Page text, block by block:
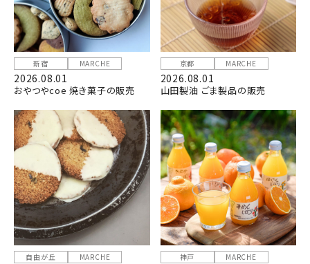
新宿 MARCHE
2026.08.01
おやつやcoe 焼き菓子の販売
京都 MARCHE
2026.08.01
山田製油 ごま製品の販売
自由が丘 MARCHE 神戸 MARCHE